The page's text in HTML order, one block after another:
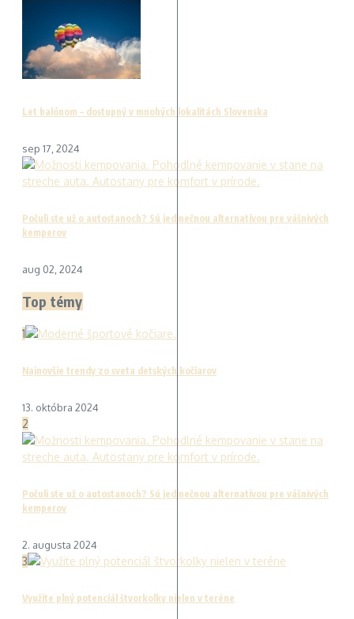
Let balónom – dostupný v mnohých lokalitách Slovenska
sep 17, 2024
Počuli ste už o autostanoch? Sú jedinečnou alternatívou pre vášnivých
kemperov
aug 02, 2024
Top témy
1
Najnovšie trendy zo sveta detských kočiarov
13. októbra 2024
2
Počuli ste už o autostanoch? Sú jedinečnou alternatívou pre vášnivých
kemperov
2. augusta 2024
3
Využite plný potenciál štvorkolky nielen v teréne